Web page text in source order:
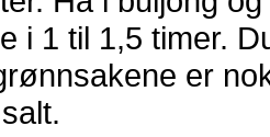
i 1 til 1,5 timer.
er